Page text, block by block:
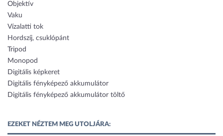
Objektív
Vaku
Vízalatti tok
Hordszíj, csuklópánt
Tripod
Monopod
Digitális képkeret
Digitális fényképező akkumulátor
Digitális fényképező akkumulátor töltő
EZEKET NÉZTEM MEG UTOLJÁRA: